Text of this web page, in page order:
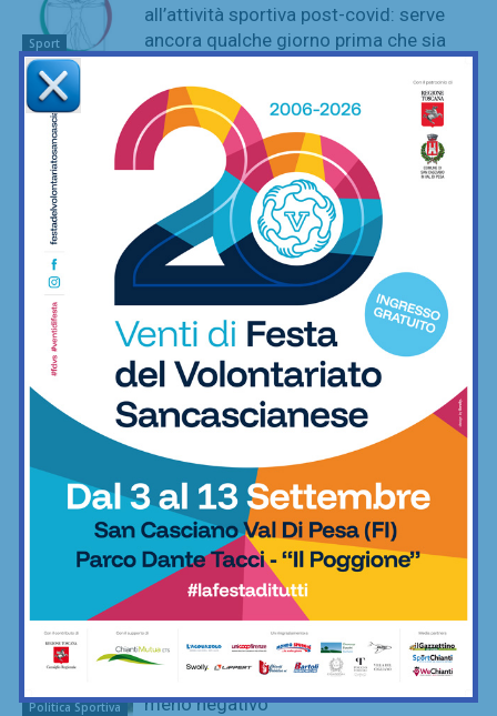
Sport
all’attività sportiva post-covid: serve
ancora qualche giorno prima che sia
Sport
Protocollo post-covid, si accorciano i
tempi: a 7 giorni dalla guarigione
possibile la nuova visita di idoneità
Sport
Giorgetti: “Coni al lavoro per accorciare
i tempi di ritorno in campo degli atleti
dopo il covid”
Sport
Bettiol e Siragusa, la coppia olimpica
sul parquet del Bernino per spingere la
vaccinazione
Sabato 18 settembre torna la Festa
dello Sport al Parco urbano di Grassina
Olimpiadi e Paralimpiadi, sul sito della
Regione una pagina dedicata alla
spedizione toscana
Politica Sportiva
Giani: “Anche la Toscana ha risentito
del blocco dello sport. Ma in modo
meno negativo”